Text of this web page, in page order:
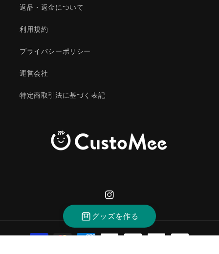
返品・返金について
利用規約
プライバシーポリシー
運営会社
特定商取引法に基づく表記
Instagram
決
グッズを作る